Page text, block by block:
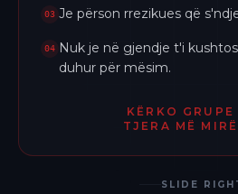
03 Je përson rrezikues që
04 Nuk je në gjendje t'i
duhur për mësim.
KËRKO GRUPE
TJERA MË MIRË
SLIDE